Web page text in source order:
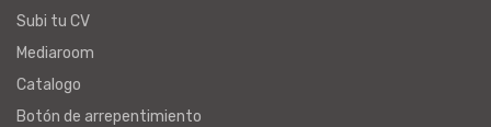
Subi tu CV
Mediaroom
Catalogo
Botón de arrepentimiento